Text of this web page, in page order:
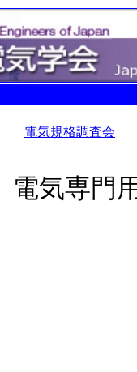
電気規格調査会
電気専門